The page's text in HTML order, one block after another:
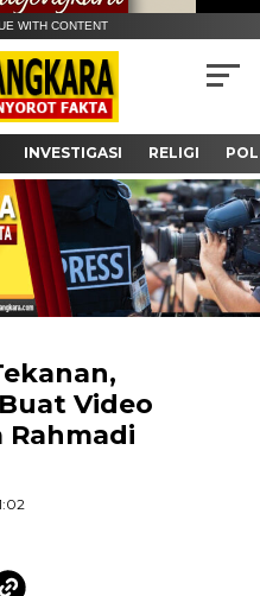
WITH CONTENT
INVESTIGASI RELIGI
Video
Rahmadi